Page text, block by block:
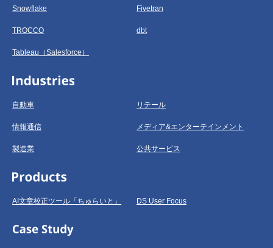
Snowflake Fivetran
TROCCO dbt
Tableau（Salesforce）
自動車 リテール
情報通信 メディア&エンターテインメント
製造業 公共サービス
AI文章校正ツール「ちゅらいと」 DS User Focus